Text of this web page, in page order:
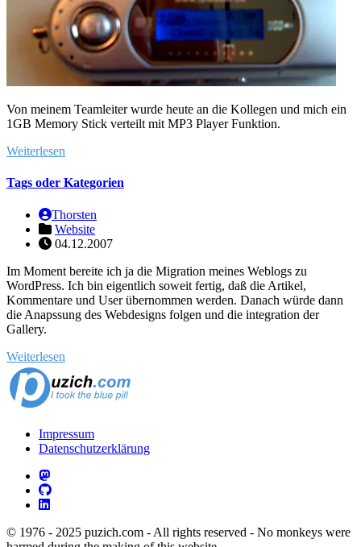
Von meinem Teamleiter wurde heute an die Kollegen und mich ein
1GB Memory Stick verteilt mit MP3 Player Funktion.
Weiterlesen
Tags oder Kategorien
Thorsten
Website
04.12.2007
Im Moment bereite ich ja die Migration meines Weblogs zu
WordPress. Ich bin eigentlich soweit fertig, daß die Artikel,
Kommentare und User übernommen werden. Danach würde dann
die Anapssung des Webdesigns folgen und die integration der
Gallery.
Weiterlesen
Impressum
Datenschutzerklärung
© 1976 - 2025 puzich.com - All rights reserved - No monkeys were